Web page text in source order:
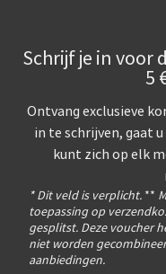
Schrijf je in voor
5
Ontvang exclusieve
in te schrijven, gaat
kunt zich op elk
* Dit veld is verplicht. **
toepassing op
gesplitst. Deze voucher
niet worden
aanbiedingen.